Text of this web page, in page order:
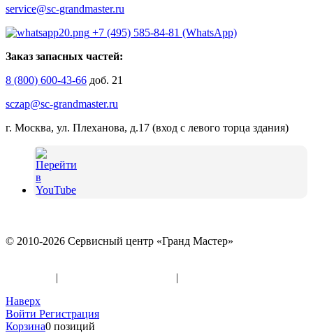
service@sc-grandmaster.ru
+7 (495) 585-84-81 (WhatsApp)
Заказ запасных частей:
8 (800) 600-43-66 доб. 21
sczap@sc-grandmaster.ru
г. Москва, ул. Плеханова, д.17 (вход с левого торца здания)
© 2010-2026 Сервисный центр «Гранд Мастер»
| |
Наверх
Войти Регистрация
Корзина0 позиций